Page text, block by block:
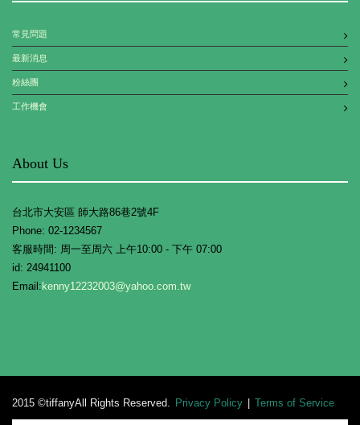
常見問題
最新消息
粉絲團
工作機會
About Us
台北市大安區 師大路86巷2號4F
Phone: 02-1234567
客服時間: 周一至周六 上午10:00 - 下午 07:00
id: 24941100
Email: kenny12232003@yahoo.com.tw
2015 ©tiffanyAll Rights Reserved. Privacy Policy Terms of Service